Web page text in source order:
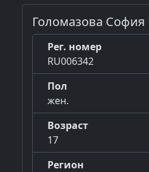
Голомазова
Рег. номер
RU006342
Пол
жен.
Возраст
17
Регион